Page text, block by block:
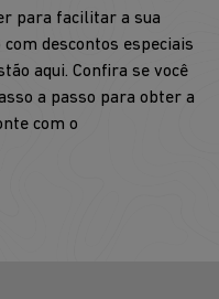
para facilitar a sua
descontos especiais
aqui. Confira se você
a passo para obter a
com o